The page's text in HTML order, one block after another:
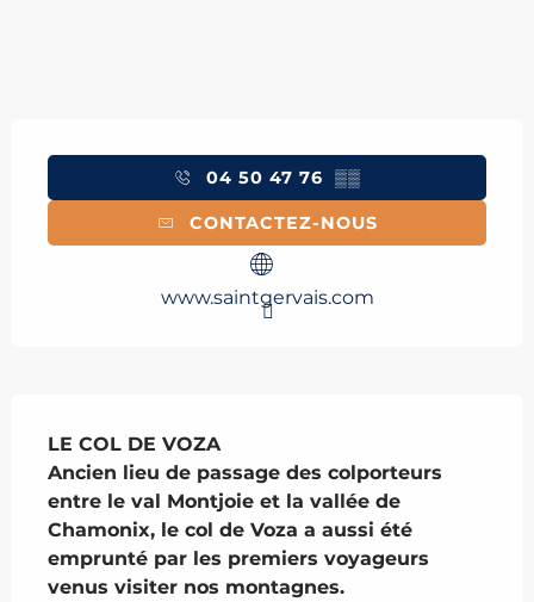
04 50 47 76 ▒▒
CONTACTEZ-NOUS
www.saintgervais.com
LE COL DE VOZA
Ancien lieu de passage des colporteurs
entre le val Montjoie et la vallée de
Chamonix, le col de Voza a aussi été
emprunté par les premiers voyageurs
venus visiter nos montagnes.